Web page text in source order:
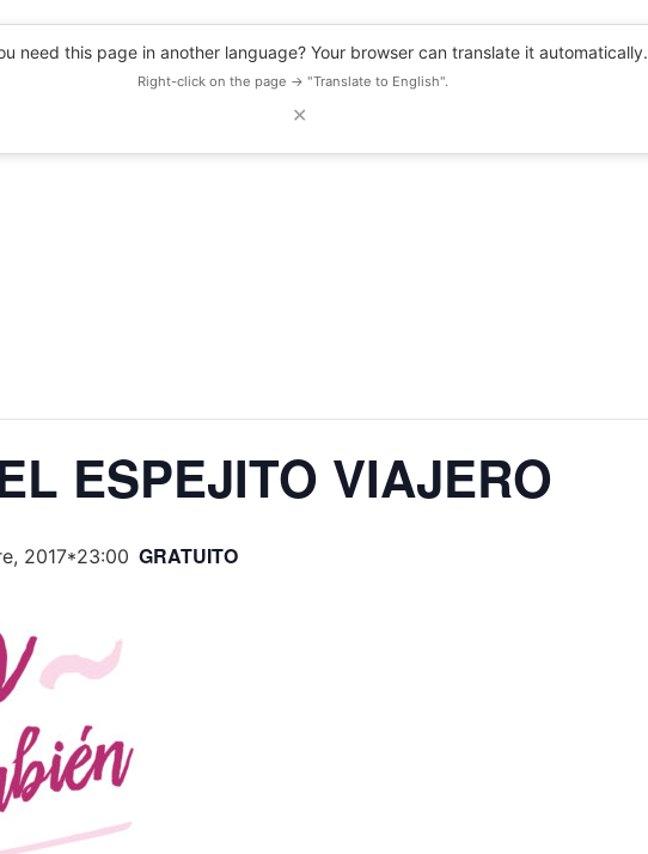
need this page in another language? Your browser can translate it automatically.
Right-click on the page → "Translate to English".
✕
RECURSOS
ESPEJITO VIAJERO
2017*23:00 GRATUITO